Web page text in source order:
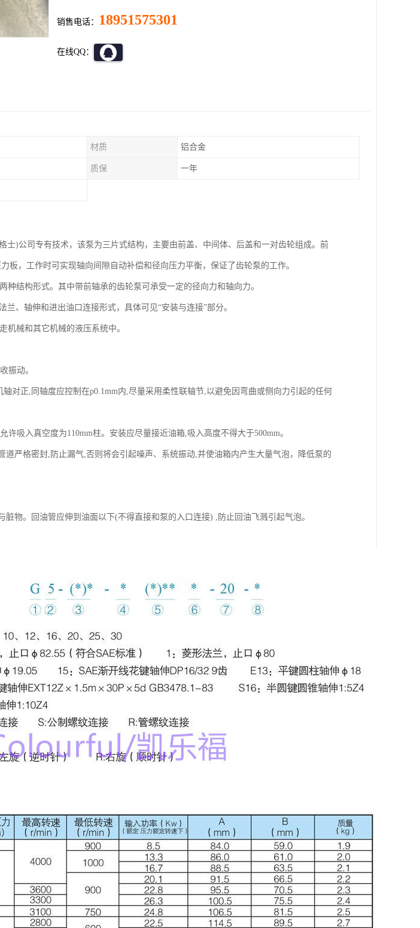
销售电话： 18951575301
在线QQ：
材质 铝合金
质保 一年
士)公司专有技术，该泵为三片式结构，主要由前盖、中间体、后盖和一对齿轮组成。前
板，工作时可实现轴向间隙自动补偿和径向压力平衡，保证了齿轮泵的工作。
种结构形式。其中带前轴承的齿轮泵可承受一定的径向力和轴向力。
、轴伸和进出油口连接形式，具体可见“安装与连接”部分。
机械和其它机械的液压系统中。
振动。
对正,同轴度应控制在p0.1mm内,尽量采用柔性联轴节,以避免因弯曲或侧向力引起的任何
许吸入真空度为110mm柱。安装应尽量接近油箱,吸入高度不得大于500mm。
道严格密封,防止漏气,否则将会引起噪声、系统振动,并使油箱内产生大量气泡，降低泵的
物。回油管应伸到油面以下(不得直接和泵的入口连接) ,防止回油飞溅引起气泡。